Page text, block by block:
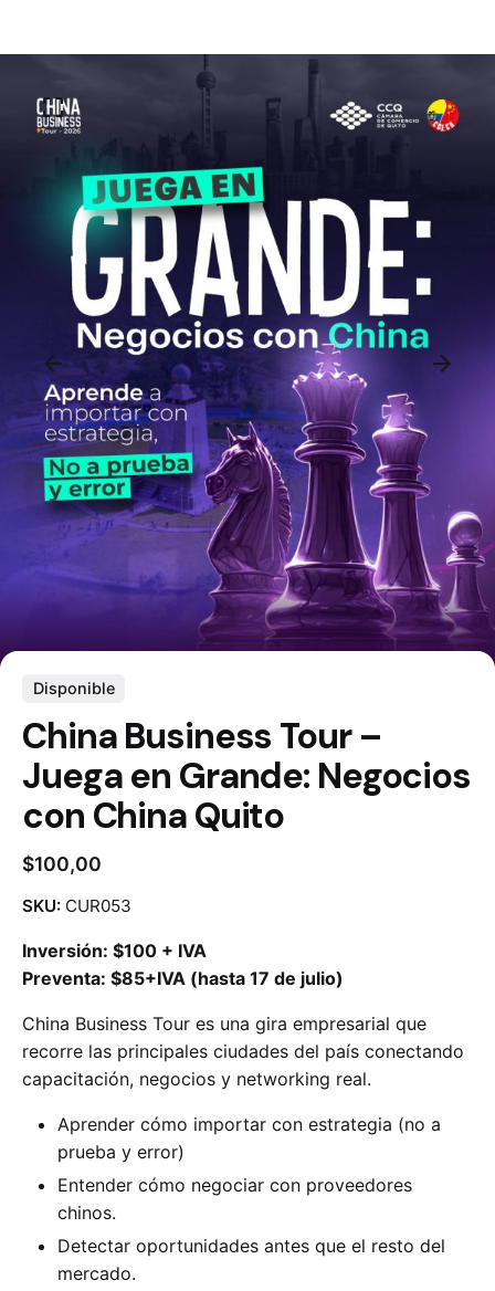
Disponible
China Business Tour –
Juega en Grande: Negocios
con China Quito
$100,00
SKU: CUR053
Inversión: $100 + IVA
Preventa: $85+IVA (hasta 17 de julio)
China Business Tour es una gira empresarial que
recorre las principales ciudades del país conectando
capacitación, negocios y networking real.
Aprender cómo importar con estrategia (no a
prueba y error)
Entender cómo negociar con proveedores
chinos.
Detectar oportunidades antes que el resto del
mercado.